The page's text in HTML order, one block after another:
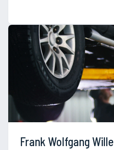
Frank Wolfgang Wille